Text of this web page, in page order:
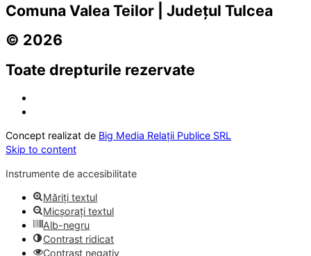
Comuna Valea Teilor | Județul Tulcea
© 2026
Toate drepturile rezervate
Concept realizat de Big Media Relații Publice SRL
Skip to content
Instrumente de accesibilitate
Măriți textul
Micșorați textul
Alb-negru
Contrast ridicat
Contrast negativ